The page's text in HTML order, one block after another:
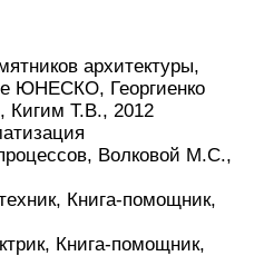
архитектуры,
ЮНЕСКО, Георгиенко
Кигим Т.В., 2012
Волковой М.С.,
Книга-помощник,
Книга-помощник,